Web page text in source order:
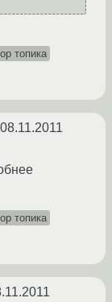
топика
08.11.2011
топика